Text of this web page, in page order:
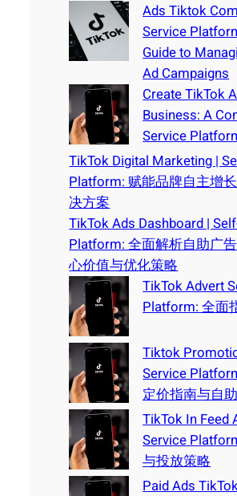
Ads Tiktok
Service
Guide to
Ad Campaigns
Create TikTok
Business: A
Service
TikTok Digital Marketing |
Platform: 赋能品牌自主增
决方案
TikTok Ads Dashboard |
Platform: 全面解析自助广
心价值与优化策略
TikTok Advert
Platform: 全面
Tiktok
Service
定价指南与自
TikTok In Feed
Service
与投放策略
Paid Ads